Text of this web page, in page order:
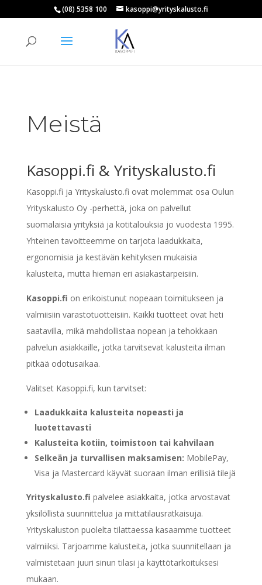
(08) 5358 100 kasoppi@yrityskalusto.fi
Meistä
Kasoppi.fi & Yrityskalusto.fi
Kasoppi.fi ja Yrityskalusto.fi ovat molemmat osa Oulun
Yrityskalusto Oy -perhettä, joka on palvellut
suomalaisia yrityksiä ja kotitalouksia jo vuodesta 1995.
Yhteinen tavoitteemme on tarjota laadukkaita,
ergonomisia ja kestävän kehityksen mukaisia
kalusteita, mutta hieman eri asiakastarpeisiin.
Kasoppi.fi on erikoistunut nopeaan toimitukseen ja
valmiisiin varastotuotteisiin. Kaikki tuotteet ovat heti
saatavilla, mikä mahdollistaa nopean ja tehokkaan
palvelun asiakkaille, jotka tarvitsevat kalusteita ilman
pitkää odotusaikaa.
Valitset Kasoppi.fi, kun tarvitset:
Laadukkaita kalusteita nopeasti ja
luotettavasti
Kalusteita kotiin, toimistoon tai kahvilaan
Selkeän ja turvallisen maksamisen: MobilePay,
Visa ja Mastercard käyvät suoraan ilman erillisiä tilejä
Yrityskalusto.fi palvelee asiakkaita, jotka arvostavat
yksilöllistä suunnittelua ja mittatilausratkaisuja.
Yrityskaluston puolelta tilattaessa kasaamme tuotteet
valmiiksi. Tarjoamme kalusteita, jotka suunnitellaan ja
valmistetaan juuri sinun tilasi ja käyttötarkoituksesi
mukaan.